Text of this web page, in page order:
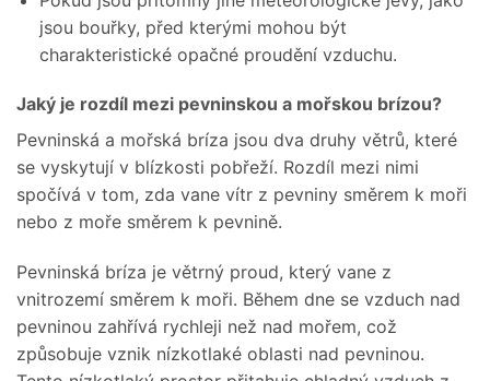
jsou bouřky, před kterými mohou být
charakteristické opačné proudění vzduchu.
Jaký je rozdíl mezi pevninskou a mořskou brízou?
Pevninská a mořská bríza jsou dva druhy větrů, které
se vyskytují v blízkosti pobřeží. Rozdíl mezi nimi
spočívá v tom, zda vane vítr z pevniny směrem k moři
nebo z moře směrem k pevnině.
Pevninská bríza je větrný proud, který vane z
vnitrozemí směrem k moři. Během dne se vzduch nad
pevninou zahřívá rychleji než nad mořem, což
způsobuje vznik nízkotlaké oblasti nad pevninou.